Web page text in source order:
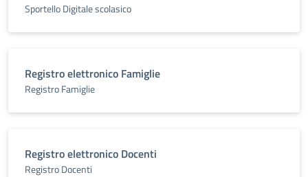
Sportello Digitale scolasico
Registro elettronico Famiglie
Registro Famiglie
Registro elettronico Docenti
Registro Docenti